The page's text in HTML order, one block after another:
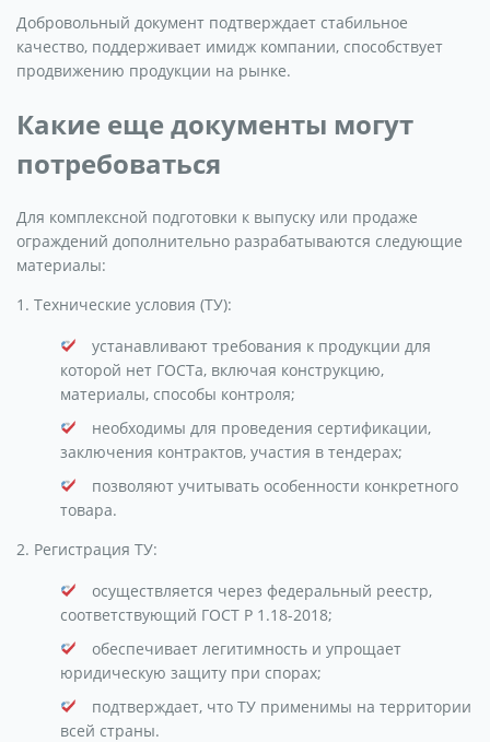
Добровольный документ подтверждает стабильное
качество, поддерживает имидж компании, способствует
продвижению продукции на рынке.
Какие еще документы могут
потребоваться
Для комплексной подготовки к выпуску или продаже
ограждений дополнительно разрабатываются следующие
материалы:
1. Технические условия (ТУ):
устанавливают требования к продукции для
которой нет ГОСТа, включая конструкцию,
материалы, способы контроля;
необходимы для проведения сертификации,
заключения контрактов, участия в тендерах;
позволяют учитывать особенности конкретного
товара.
2. Регистрация ТУ:
осуществляется через федеральный реестр,
соответствующий ГОСТ Р 1.18-2018;
обеспечивает легитимность и упрощает
юридическую защиту при спорах;
подтверждает, что ТУ применимы на территории
всей страны.